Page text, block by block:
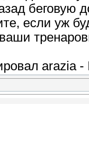
беговую
если уж
arazia-